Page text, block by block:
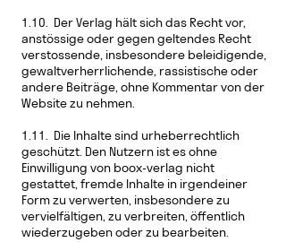
1.10. Der Verlag hält sich das Recht vor,
anstössige oder gegen geltendes Recht
verstossende, insbesondere beleidigende,
gewaltverherrlichende, rassistische oder
andere Beiträge, ohne Kommentar von der
Website zu nehmen.
1.11. Die Inhalte sind urheberrechtlich
geschützt. Den Nutzern ist es ohne
Einwilligung von boox-verlag nicht
gestattet, fremde Inhalte in irgendeiner
Form zu verwerten, insbesondere zu
vervielfältigen, zu verbreiten, öffentlich
wiederzugeben oder zu bearbeiten.